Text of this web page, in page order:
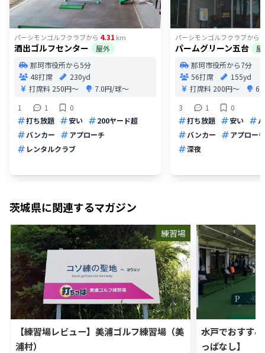
パーシモンゴルフクラブから 4.31 km
酒出ゴルフセンター
屋外
那珂市役所から5分
48打席
230yd
打席料 250円〜
7.0円/球〜
1
1
0
打ち放題
安い
200ヤード超
バンカー
アプローチ
レンタルクラブ
パーシモンゴルフクラブから
パームグリーン五台
那珂市役所から7分
56打席
155yd
打席料 200円〜
3
1
0
打ち放題
安い
バンカー
アプローチ
深夜
茨城県に関連するマガジン
練習場
【練習場レビュー】美浦ゴルフ練習場（美
浦村）
水戸でおすす
っぱなし】